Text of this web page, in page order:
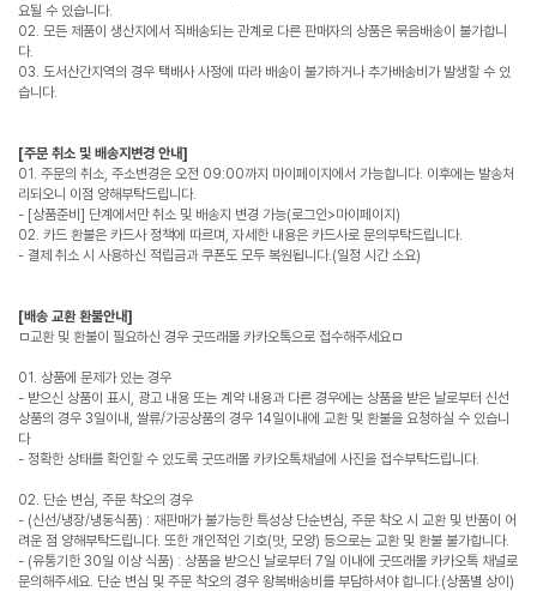
요될 수 있습니다.
02. 모든 제품이 생산지에서 직배송되는 관계로 다른 판매자의 상품은 묶음배송이 불가합니
다.
03. 도서산간지역의 경우 택배사 사정에 따라 배송이 불가하거나 추가배송비가 발생할 수 있
습니다.
[주문 취소 및 배송지변경 안내]
01. 주문의 취소, 주소변경은 오전 09:00까지 마이페이지에서 가능합니다. 이후에는 발송처
리되오니 이점 양해부탁드립니다.
- [상품준비] 단계에서만 취소 및 배송지 변경 가능(로그인>마이페이지)
02. 카드 환불은 카드사 정책에 따르며, 자세한 내용은 카드사로 문의부탁드립니다.
- 결제 취소 시 사용하신 적립금과 쿠폰도 모두 복원됩니다.(일정 시간 소요)
[배송 교환 환불안내]
ㅁ교환 및 환불이 필요하신 경우 굿뜨래몰 카카오톡으로 접수해주세요ㅁ
01. 상품에 문제가 있는 경우
- 받으신 상품이 표시, 광고 내용 또는 계약 내용과 다른 경우에는 상품을 받은 날로부터 신선
상품의 경우 3일이내, 쌀류/가공상품의 경우 14일이내에 교환 및 환불을 요청하실 수 있습니
다
- 정확한 상태를 확인할 수 있도록 굿뜨래몰 카카오톡채널에 사진을 접수부탁드립니다.
02. 단순 변심, 주문 착오의 경우
- (신선/냉장/냉동식품) : 재판매가 불가능한 특성상 단순변심, 주문 착오 시 교환 및 반품이 어
려운 점 양해부탁드립니다. 또한 개인적인 기호(맛, 모양) 등으로는 교환 및 환불 불가합니다.
- (유통기한 30일 이상 식품) : 상품을 받으신 날로부터 7일 이내에 굿뜨래몰 카카오톡 채널로
문의해주세요. 단순 변심 및 주문 착오의 경우 왕복배송비를 부담하셔야 합니다.(상품별 상이)